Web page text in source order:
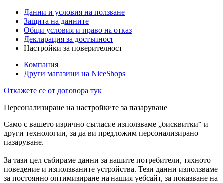
Данни и условия на ползване
Защита на данните
Общи условия и право на отказ
Декларация за достъпност
Настройки за поверителност
Компания
Други магазини на NiceShops
Откажете се от договора тук
Персонализиране на настройките за пазаруване
Само с вашето изрично съгласие използваме „бисквитки“ и
други технологии, за да ви предложим персонализирано
пазаруване.
За тази цел събираме данни за нашите потребители, тяхното
поведение и използваните устройства. Тези данни използваме
за постоянно оптимизиране на нашия уебсайт, за показване на